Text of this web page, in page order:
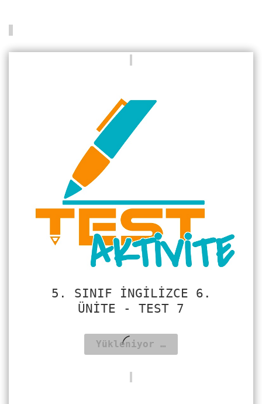
5. SINIF İNGILIZCE 6.
ÜNITE - TEST 7